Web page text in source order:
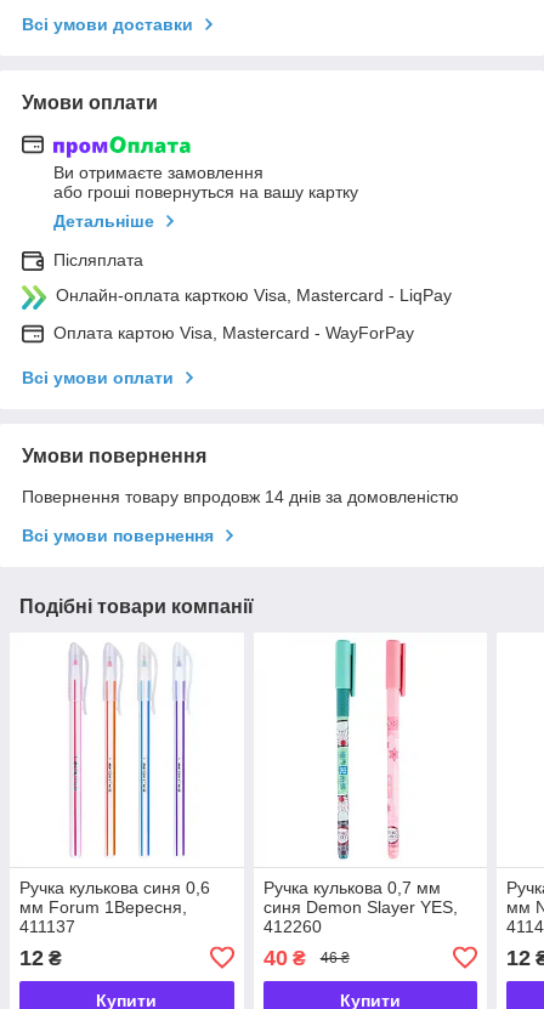
Всі умови доставки
Умови оплати
Ви отримаєте замовлення
або гроші повернуться на вашу картку
Детальніше
Післяплата
Онлайн-оплата карткою Visa, Mastercard - LiqPay
Оплата картою Visa, Mastercard - WayForPay
Всі умови оплати
Умови повернення
Повернення товару впродовж 14 днів за домовленістю
Всі умови повернення
Подібні товари компанії
Ручка кулькова синя 0,6
мм Forum 1Вересня,
411137
12 ₴
Купити
Ручка кулькова 0,7 мм
синя Demon Slayer YES,
412260
40₴ 46 ₴
Купити
мм
12